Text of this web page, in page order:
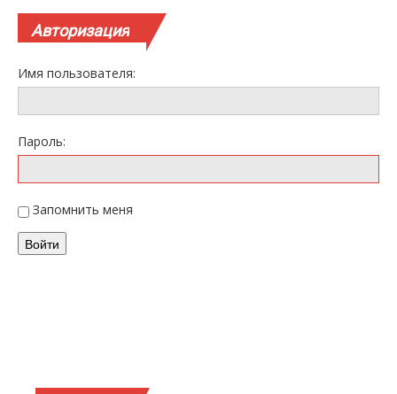
Авторизация
Имя пользователя:
Пароль:
Запомнить меня
Войти